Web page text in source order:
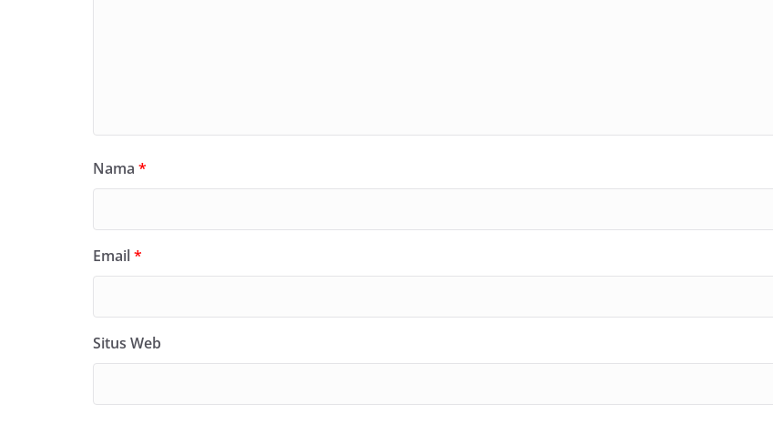
Nama *
Email*
Situs Web